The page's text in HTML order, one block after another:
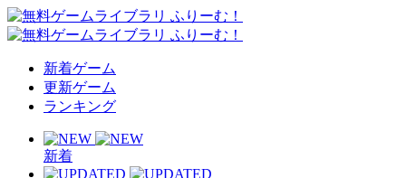
新着ゲーム
更新ゲーム
ランキング
新着